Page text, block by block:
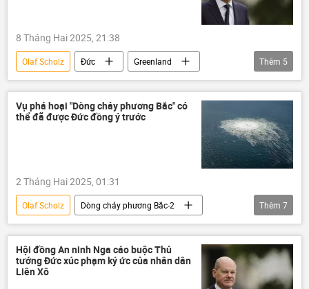
8 Tháng Hai 2025, 21:38
Olaf Scholz Đức
Greenland
Thế giới
Chính trị
NATO
Nga
Trung Quốc
Thêm 5
Vụ phá hoại "Dòng chảy phương Bắc" có
thể đã được Đức đồng ý trước
2 Tháng Hai 2025, 01:31
Olaf Scholz
Dòng chảy phương Bắc-2
Vụ nổ “Dòng chảy phương Bắc”
Thế giới
Hoa Kỳ
Nga
Đức
Chính trị
Joe Biden
Thêm 7
Hội đồng An ninh Nga cáo buộc Thủ
tướng Đức xúc phạm ký ức của nhân dân
Liên Xô